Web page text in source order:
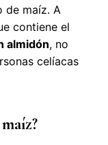
de maíz. A
contiene el
almidón, no
celíacas